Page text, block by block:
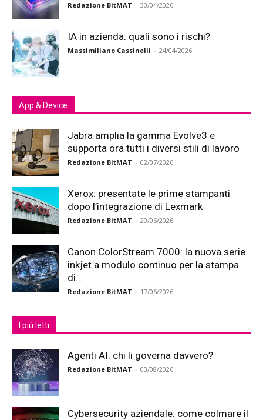
Redazione BitMAT - 30/04/2026
IA in azienda: quali sono i rischi?
Massimiliano Cassinelli - 24/04/2026
App & Device
Jabra amplia la gamma Evolve3 e
supporta ora tutti i diversi stili di lavoro
Redazione BitMAT - 02/07/2026
Xerox: presentate le prime stampanti
dopo l’integrazione di Lexmark
Redazione BitMAT - 29/06/2026
Canon ColorStream 7000: la nuova serie
inkjet a modulo continuo per la stampa
di...
Redazione BitMAT - 17/06/2026
I più letti
Agenti AI: chi li governa davvero?
Redazione BitMAT - 03/08/2026
Cybersecurity aziendale: come colmare il